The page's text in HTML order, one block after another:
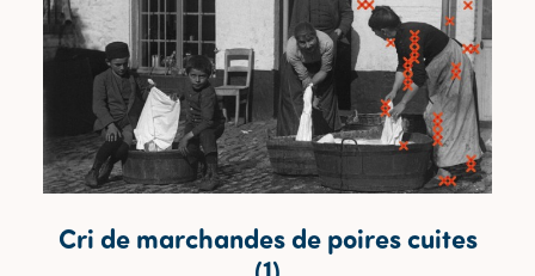
Cri de marchandes de poires cuites